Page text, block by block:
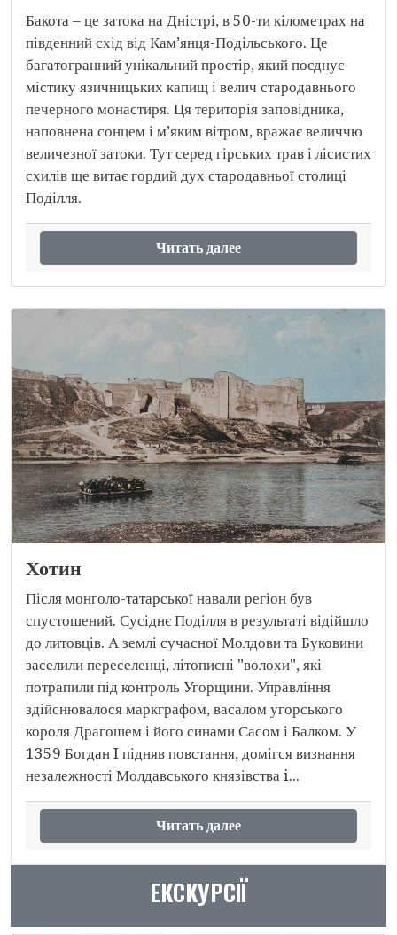
Бакота – це затока на Дністрі, в 50-ти кілометрах на
південний схід від Кам’янця-Подільського. Це
багатогранний унікальний простір, який поєднує
містику язичницьких капищ і велич стародавнього
печерного монастиря. Ця територія заповідника,
наповнена сонцем і м’яким вітром, вражає величчю
величезної затоки. Тут серед гірських трав і лісистих
схилів ще витає гордий дух стародавньої столиці
Поділля.
Читать далее
Хотин
Після монголо-татарської навали регіон був
спустошений. Сусіднє Поділля в результаті відійшло
до литовців. А землі сучасної Молдови та Буковини
заселили переселенці, літописні "волохи", які
потрапили під контроль Угорщини. Управління
здійснювалося маркграфом, васалом угорського
короля Драгошем і його синами Сасом і Балком. У
1359 Богдан I підняв повстання, домігся визнання
незалежності Молдавського князівства i...
Читать далее
ЕКСКУРСІЇ